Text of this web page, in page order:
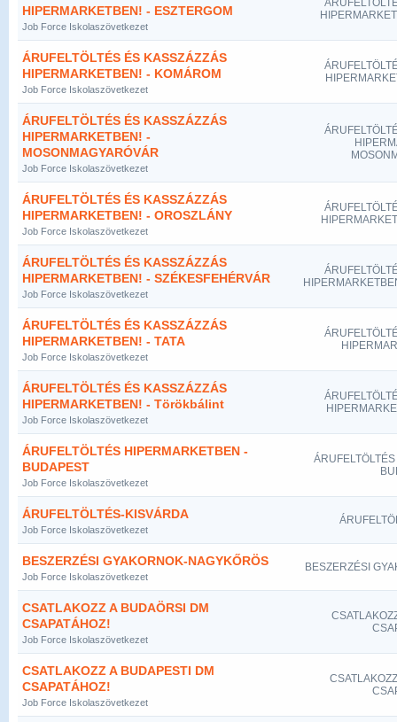
HIPERMARKETBEN! - ESZTERGOM
Job Force Iskolaszövetkezet
ÁRUFELTÖLTÉS ÉS KASSZÁZZÁS
HIPERMARKETBEN! - KOMÁROM
Job Force Iskolaszövetkezet
ÁRUFELTÖLTÉS ÉS KASSZÁZZÁS
HIPERMARKETBEN! -
MOSONMAGYARÓVÁR
Job Force Iskolaszövetkezet
ÁRUFELTÖLTÉS ÉS KASSZÁZZÁS
HIPERMARKETBEN! - OROSZLÁNY
Job Force Iskolaszövetkezet
ÁRUFELTÖLTÉS ÉS KASSZÁZZÁS
HIPERMARKETBEN! - SZÉKESFEHÉRVÁR
Job Force Iskolaszövetkezet
ÁRUFELTÖLTÉS ÉS KASSZÁZZÁS
HIPERMARKETBEN! - TATA
Job Force Iskolaszövetkezet
ÁRUFELTÖLTÉS ÉS KASSZÁZZÁS
HIPERMARKETBEN! - Törökbálint
Job Force Iskolaszövetkezet
ÁRUFELTÖLTÉS HIPERMARKETBEN -
BUDAPEST
Job Force Iskolaszövetkezet
ÁRUFELTÖLTÉS-KISVÁRDA
Job Force Iskolaszövetkezet
BESZERZÉSI GYAKORNOK-NAGYKŐRÖS
Job Force Iskolaszövetkezet
BESZERZÉSI
CSATLAKOZZ A BUDAÖRSI DM
CSAPATÁHOZ!
Job Force Iskolaszövetkezet
CSATLAKOZZ A BUDAPESTI DM
CSAPATÁHOZ!
Job Force Iskolaszövetkezet